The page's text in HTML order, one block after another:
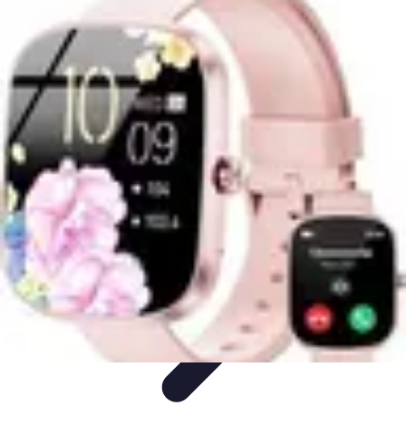
Talents Émergentstalents émergents Histoire du footballTalents
émergentsTendances
Top Footballeurs